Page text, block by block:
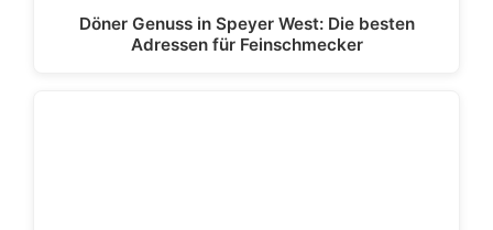
Döner Genuss in Speyer West: Die besten
Adressen für Feinschmecker